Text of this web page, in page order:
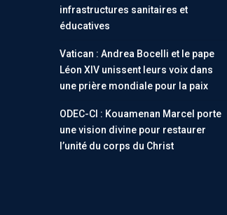
infrastructures sanitaires et
éducatives
Vatican : Andrea Bocelli et le pape
Léon XIV unissent leurs voix dans
une prière mondiale pour la paix
ODEC-CI : Kouamenan Marcel porte
une vision divine pour restaurer
l’unité du corps du Christ